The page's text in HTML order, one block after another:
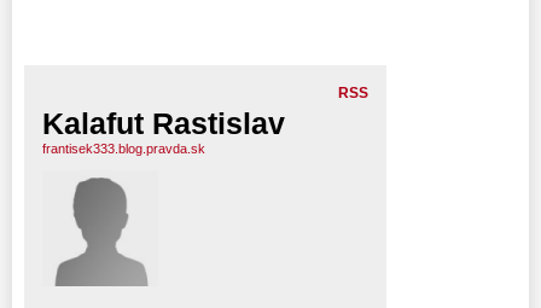
RSS
Kalafut Rastislav
frantisek333.blog.pravda.sk